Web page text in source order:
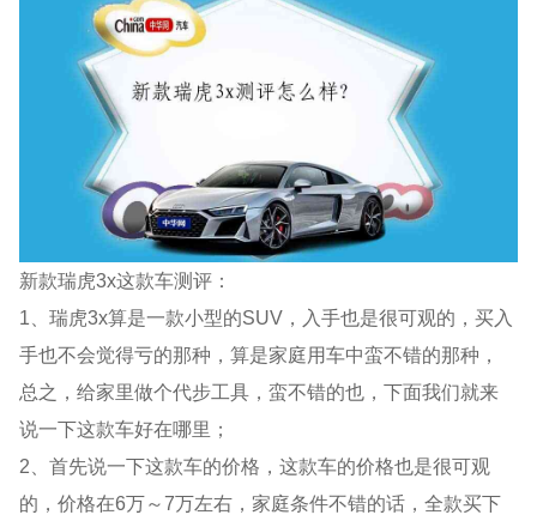
新款瑞虎3x这款车测评：
1、瑞虎3x算是一款小型的SUV，入手也是很可观的，买入
手也不会觉得亏的那种，算是家庭用车中蛮不错的那种，
总之，给家里做个代步工具，蛮不错的也，下面我们就来
说一下这款车好在哪里；
2、首先说一下这款车的价格，这款车的价格也是很可观
的，价格在6万～7万左右，家庭条件不错的话，全款买下